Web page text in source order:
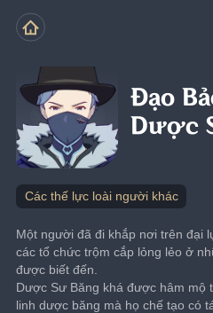
Đạo
Dược
Các thế lực loài người khác
Một người đã đi khắp nơi trên đại
các tổ chức trộm cắp lỏng lẻo ở
được biết đến.
Dược Sư Băng khá được hâm mộ
linh dược băng mà họ chế tạo có